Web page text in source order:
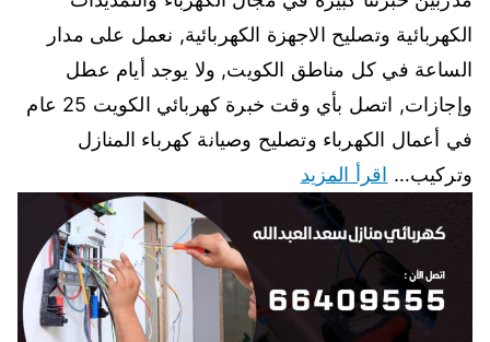
الكهربائية وتصليح الاجهزة الكهربائية, نعمل على مدار
الساعة في كل مناطق الكويت, ولا يوجد أيام عطل
وإجازات, اتصل بأي وقت خبرة كهربائي الكويت 25 عام
في أعمال الكهرباء وتصليح وصيانة كهرباء المنازل
وتركيب… اقرأ المزيد